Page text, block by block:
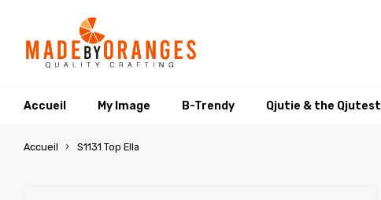
Accueil My Image B-Trendy Qjutie & the Qjutest
Accueil S1131 Top Ella